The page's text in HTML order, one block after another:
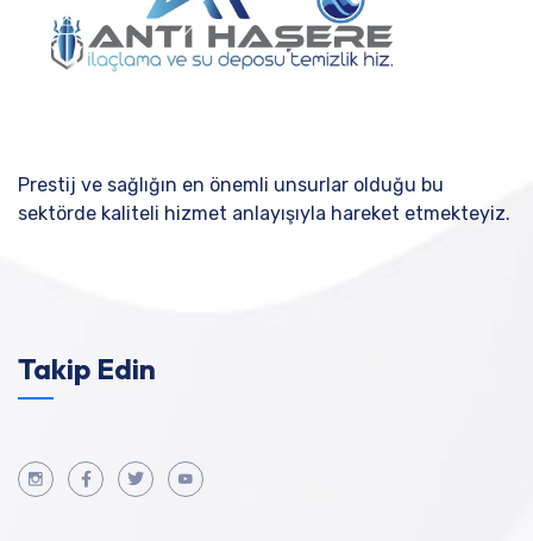
Prestij ve sağlığın en önemli unsurlar olduğu bu
sektörde kaliteli hizmet anlayışıyla hareket etmekteyiz.
Takip Edin